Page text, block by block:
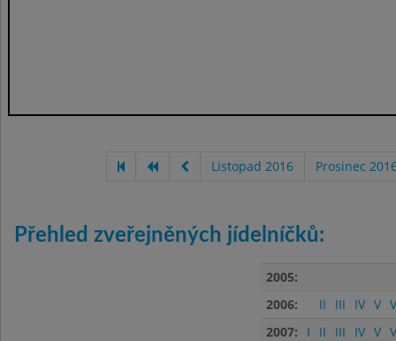
Listopad 2016 Prosinec
Přehled zveřejněných jídelníčků:
2005:
2006:
II III IV V
2007:
I II III IV V